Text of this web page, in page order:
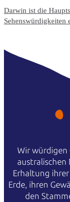
Darwin ist die
Sehenswürdigkeiten
Doch wo genau
Wir würdigen
australischen
Erhaltung
Erde, ihren
den